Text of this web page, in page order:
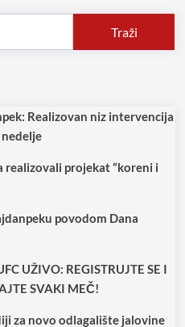
Traži
Realizovan niz intervencija
realizovali projekat “koreni i
povodom Dana
UŽIVO: REGISTRUJTE SE I
SVAKI MEČ!
za novo odlagalište jalovine